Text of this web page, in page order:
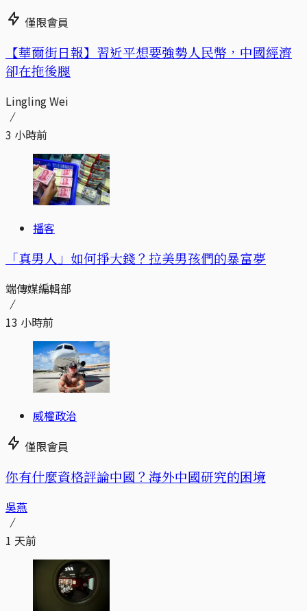
僅限會員
【華爾街日報】習近平想要強勢人民幣，中國經濟
卻在拖後腿
Lingling Wei
3 小時前
播客
「真男人」如何掙大錢？拉美男孩們的暴富夢
端傳媒編輯部
13 小時前
威權政治
僅限會員
你有什麼資格評論中國？海外中國研究的困境
吳燕
1 天前